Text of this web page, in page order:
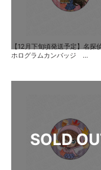
【12月下旬頃発送予定】名探
ホログラムカンバッジ ...